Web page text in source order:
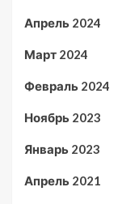
Апрель 2024
Март 2024
Февраль 2024
Ноябрь 2023
Январь 2023
Апрель 2021